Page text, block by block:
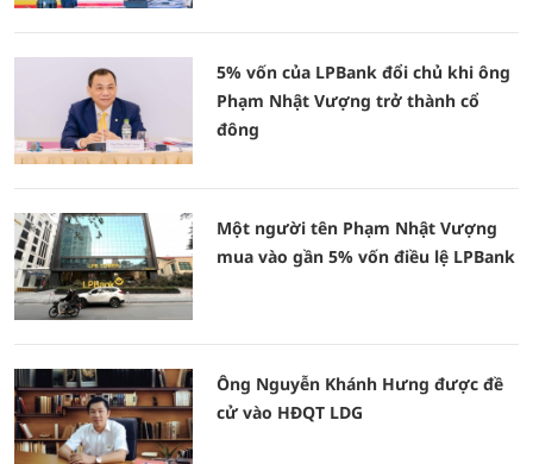
5% vốn của LPBank đổi chủ khi ông
Phạm Nhật Vượng trở thành cổ
đông
Một người tên Phạm Nhật Vượng
mua vào gần 5% vốn điều lệ LPBank
Ông Nguyễn Khánh Hưng được đề
cử vào HĐQT LDG